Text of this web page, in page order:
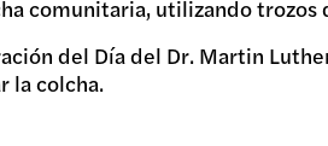
comunitaria, utilizando trozos
del Día del Dr. Martin
la colcha.